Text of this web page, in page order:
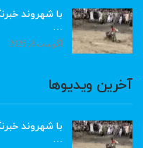
با شهروند
…
آگوست 8, 2026
آخرین ویدیوها
با شهروند
…